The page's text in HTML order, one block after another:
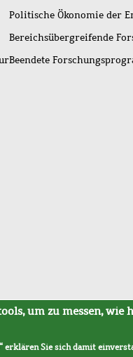
Politische Ökonomie der
Bereichsübergreifende
Beendete
Datenschutz
um zu messen,
erklären Sie sich damit